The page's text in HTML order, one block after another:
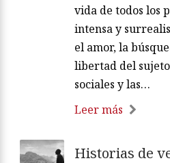
vida de todos los
intensa y
el amor, la
libertad del
sociales y las…
Leer más
Historias de